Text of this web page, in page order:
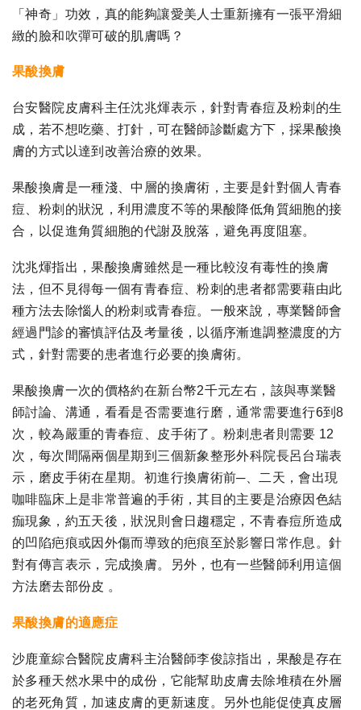
「神奇」功效，真的能夠讓愛美人士重新擁有一張平滑細
緻的臉和吹彈可破的肌膚嗎？
果酸換膚
台安醫院皮膚科主任沈兆煇表示，針對青春痘及粉刺的生
成，若不想吃藥、打針，可在醫師診斷處方下，採果酸換
膚的方式以達到改善治療的效果。
果酸換膚是一種淺、中層的換膚術，主要是針對個人青春
痘、粉刺的狀況，利用濃度不等的果酸降低角質細胞的接
合，以促進角質細胞的代謝及脫落，避免再度阻塞。
沈兆煇指出，果酸換膚雖然是一種比較沒有毒性的換膚
法，但不見得每一個有青春痘、粉刺的患者都需要藉由此
種方法去除惱人的粉刺或青春痘。一般來說，專業醫師會
經過門診的審慎評估及考量後，以循序漸進調整濃度的方
式，針對需要的患者進行必要的換膚術。
果酸換膚一次的價格約在新台幣2千元左右，該與專業醫
師討論、溝通，看看是否需要進行磨，通常需要進行6到8
次，較為嚴重的青春痘、皮手術了。粉刺患者則需要 12
次，每次間隔兩個星期到三個新象整形外科院長呂台瑞表
示，磨皮手術在星期。初進行換膚術前─、二天，會出現
咖啡臨床上是非常普遍的手術，其目的主要是治療因色結
痂現象，約五天後，狀況則會日趨穩定，不青春痘所造成
的凹陷疤痕或因外傷而導致的疤痕至於影響日常作息。針
對有傳言表示，完成換膚。另外，也有一些醫師利用這個
方法磨去部份皮 。
果酸換膚的適應症
沙鹿童綜合醫院皮膚科主治醫師李俊諒指出，果酸是存在
於多種天然水果中的成份，它能幫助皮膚去除堆積在外層
的老死角質，加速皮膚的更新速度。另外也能促使真皮層